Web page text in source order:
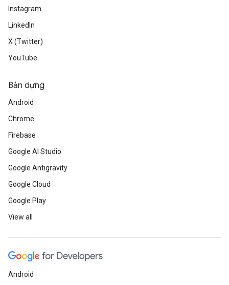
Instagram
LinkedIn
X (Twitter)
YouTube
Bản dựng
Android
Chrome
Firebase
Google AI Studio
Google Antigravity
Google Cloud
Google Play
View all
Android